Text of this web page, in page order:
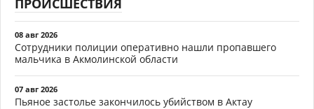
08 авг 2026
Сотрудники полиции оперативно нашли пропавшего
мальчика в Акмолинской области
07 авг 2026
Пьяное застолье закончилось убийством в Актау